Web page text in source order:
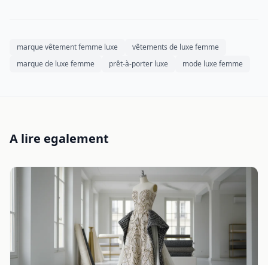
marque vêtement femme luxe
vêtements de luxe femme
marque de luxe femme
prêt-à-porter luxe mode luxe femme
A lire egalement